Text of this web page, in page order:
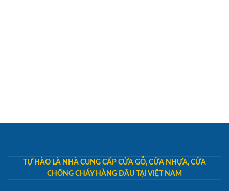
TỰ HÀO LÀ NHÀ CUNG CẤP CỬA GỖ, CỬA NHỰA, CỬA
CHỐNG CHÁY HÀNG ĐẦU TẠI VIỆT NAM